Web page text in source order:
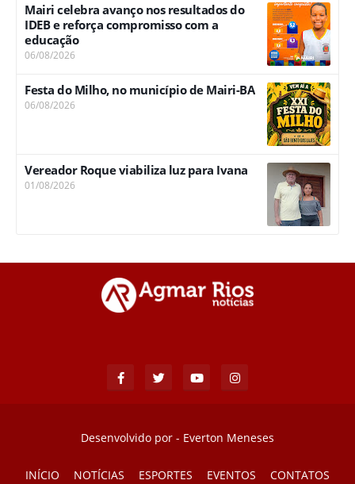
Mairi celebra avanço nos resultados do
IDEB e reforça compromisso com a
educação
06/08/2026
Festa do Milho, no município de Mairi-BA
06/08/2026
Vereador Roque viabiliza luz para Ivana
01/08/2026
Desenvolvido por - Everton Meneses
INÍCIO NOTÍCIAS ESPORTES EVENTOS CONTATOS